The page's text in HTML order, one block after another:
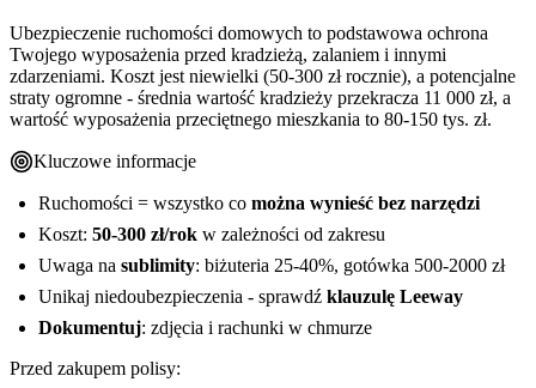
Ubezpieczenie ruchomości domowych to podstawowa ochrona
Twojego wyposażenia przed kradzieżą, zalaniem i innymi
zdarzeniami. Koszt jest niewielki (50-300 zł rocznie), a potencjalne
straty ogromne - średnia wartość kradzieży przekracza 11 000 zł, a
wartość wyposażenia przeciętnego mieszkania to 80-150 tys. zł.
Kluczowe informacje
Ruchomości = wszystko co można wynieść bez narzędzi
Koszt: 50-300 zł/rok w zależności od zakresu
Uwaga na sublimity: biżuteria 25-40%, gotówka 500-2000 zł
Unikaj niedoubezpieczenia - sprawdź klauzulę Leeway
Dokumentuj: zdjęcia i rachunki w chmurze
Przed zakupem polisy: